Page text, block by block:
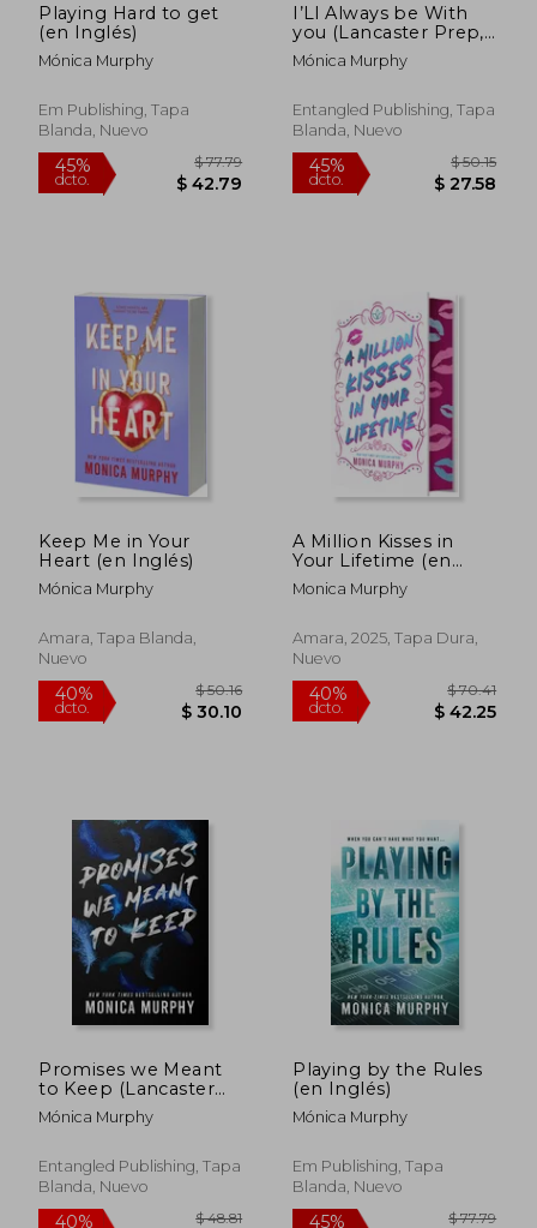
45%
dcto.
45%
dcto.
Playing Hard to get
(en Inglés)
Mónica Murphy
Em Publishing, Tapa
Blanda, Nuevo
45%
dcto. $ 42.79
I’Ll Always be With
you (Lancaster Prep,
4) (en Inglés)
Mónica Murphy
Entangled Publishing, Tapa
Blanda, Nuevo
45%
dcto.
Keep Me in Your
Heart (en Inglés)
Mónica Murphy
Amara, Tapa Blanda,
Nuevo
A Million Kisses in
Your Lifetime (en
Inglés)
Monica Murphy
Amara, 2025, Tapa Dura,
Nuevo
Promises we Meant
to Keep (Lancaster
Prep, 3) (en Inglés)
Mónica Murphy
Entangled Publishing, Tapa
Blanda, Nuevo
Playing by the Rules
(en Inglés)
Mónica Murphy
Em Publishing, Tapa
Blanda, Nuevo